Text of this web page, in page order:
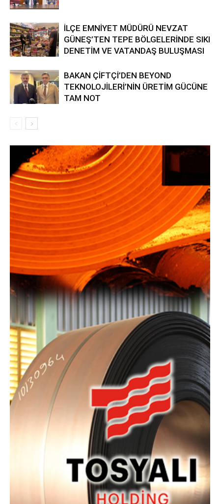
İLÇE EMNİYET MÜDÜRÜ NEVZAT
GÜNEŞ’TEN TEPE BÖLGELERİNDE SIKI
DENETİM VE VATANDAŞ BULUŞMASI
BAKAN ÇİFTÇİ’DEN BEYOND
TEKNOLOJİLERİ’NİN ÜRETİM GÜCÜNE
TAM NOT